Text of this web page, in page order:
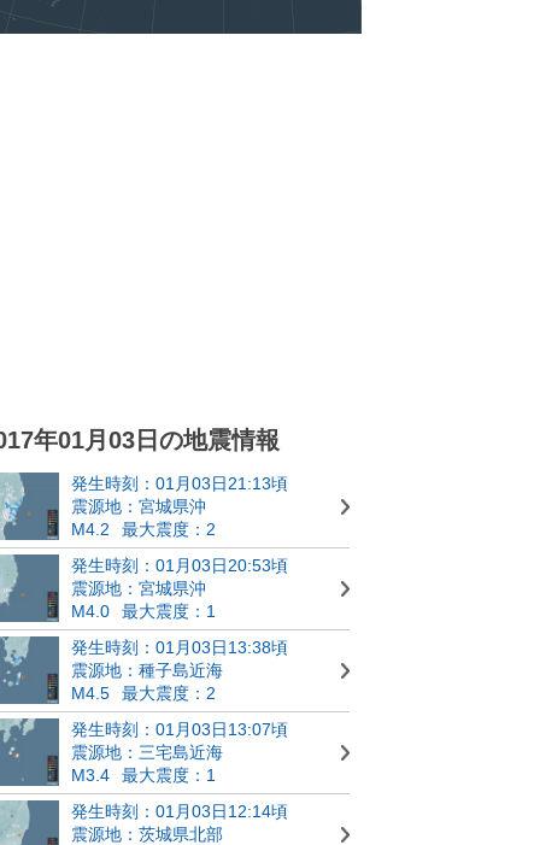
年01月03日の地震情報
発生時刻：01月03日21:13頃
震源地：宮城県沖
M4.2
最大震度：2
発生時刻：01月03日20:53頃
震源地：宮城県沖
M4.0
最大震度：1
発生時刻：01月03日13:38頃
震源地：種子島近海
M4.5
最大震度：2
発生時刻：01月03日13:07頃
震源地：三宅島近海
M3.4
最大震度：1
発生時刻：01月03日12:14頃
震源地：茨城県北部